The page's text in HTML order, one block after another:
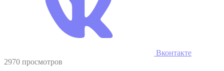
Вконтакте
2970 просмотров